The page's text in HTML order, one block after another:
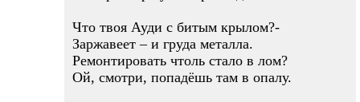
Что твоя Ауди с битым крылом?-
Заржавеет – и груда металла.
Ремонтировать чтоль стало в лом?
Ой, смотри, попадёшь там в опалу.